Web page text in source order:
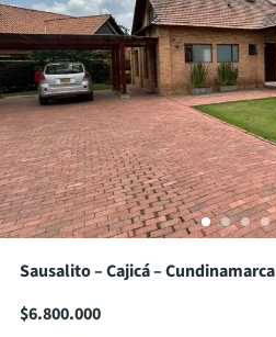
Sausalito – Cajicá – Cundinamarca
$6.800.000